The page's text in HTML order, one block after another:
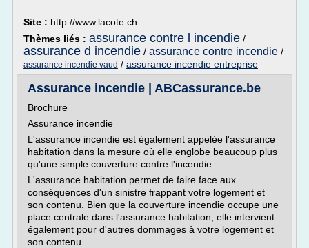
Site : http://www.lacote.ch
Thèmes liés : assurance contre l incendie /
assurance d incendie / assurance contre incendie /
assurance incendie vaud / assurance incendie entreprise
Assurance incendie | ABCassurance.be
Brochure
Assurance incendie
L'assurance incendie est également appelée l'assurance
habitation dans la mesure où elle englobe beaucoup plus
qu'une simple couverture contre l'incendie.
L'assurance habitation permet de faire face aux
conséquences d'un sinistre frappant votre logement et
son contenu. Bien que la couverture incendie occupe une
place centrale dans l'assurance habitation, elle intervient
également pour d'autres dommages à votre logement et
son contenu.